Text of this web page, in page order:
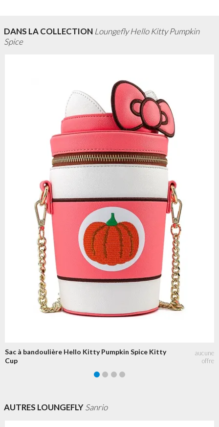
DANS LA COLLECTION Loungefly Hello Kitty Pumpkin
Spice
Sac à bandoulière Hello Kitty Pumpkin Spice Kitty
Cup
AUTRES LOUNGEFLYSanrio